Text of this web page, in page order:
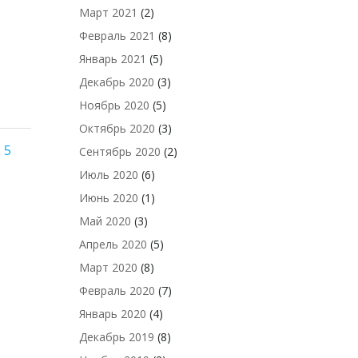
Страница
5
Март 2021 (2)
Февраль 2021 (8)
Январь 2021 (5)
Декабрь 2020 (3)
Ноябрь 2020 (5)
Октябрь 2020 (3)
Сентябрь 2020 (2)
Июль 2020 (6)
Июнь 2020 (1)
Май 2020 (3)
Апрель 2020 (5)
Март 2020 (8)
Февраль 2020 (7)
Январь 2020 (4)
Декабрь 2019 (8)